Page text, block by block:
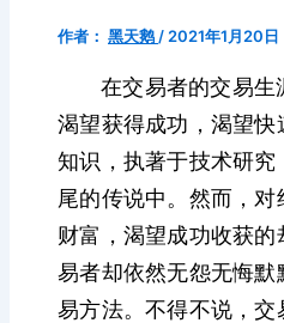
作者： 黑天鹅 / 2021年1月20日
在交易者的交易
渴望获得成功，渴望
知识， 执著于技术研
尾的传说中。然而，
财富， 渴望成功收获
易者却依然无怨无悔默
易方法。不得不说，交